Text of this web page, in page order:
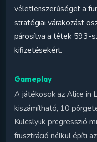
véletlenszerűséget a
stratégiai várakozást
párosítva a tétek 593-
kifizetésekért.
Gameplay
A játékosok az Alice in
kiszámítható, 10
Kulcslyuk progresszió
frusztráció nélkül építi